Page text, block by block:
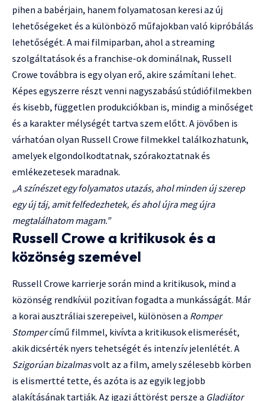
pihen a babérjain, hanem folyamatosan keresi az új
lehetőségeket és a különböző műfajokban való kipróbálás
lehetőségét. A mai filmiparban, ahol a streaming
szolgáltatások és a franchise-ok dominálnak, Russell
Crowe továbbra is egy olyan erő, akire számítani lehet.
Képes egyszerre részt venni nagyszabású stúdiófilmekben
és kisebb, független produkciókban is, mindig a minőséget
és a karakter mélységét tartva szem előtt. A jövőben is
várhatóan olyan Russell Crowe filmekkel találkozhatunk,
amelyek elgondolkodtatnak, szórakoztatnak és
emlékezetesek maradnak.
„A színészet egy folyamatos utazás, ahol minden új szerep
egy új táj, amit felfedezhetek, és ahol újra meg újra
megtalálhatom magam.”
Russell Crowe a kritikusok és a
közönség szemével
Russell Crowe karrierje során mind a kritikusok, mind a
közönség rendkívül pozitívan fogadta a munkásságát. Már
a korai ausztráliai szerepeivel, különösen a Romper
Stompercímű filmmel, kivívta a kritikusok elismerését,
akik dicsérték nyers tehetségét és intenzív jelenlétét. A
Szigorúan bizalmasvolt az a film, amely szélesebb körben
is elismertté tette, és azóta is az egyik legjobb
alakításának tartják. Az igazi áttörést persze a Gladiátor